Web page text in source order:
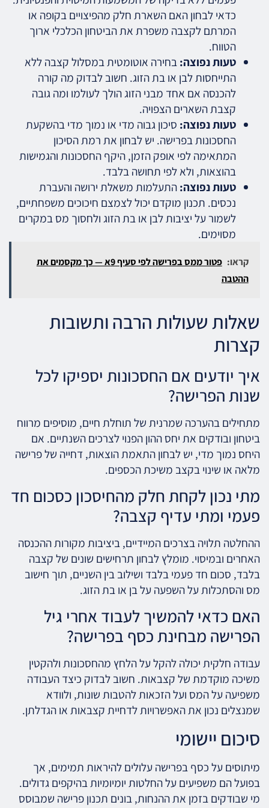
כדאי לבחון האם השארת חלק מהפיצויים בקופה או
המרתם לקצבה משפרת את הביטחון הכלכלי ארוך
הטווח.
טעות נפוצה:בחירה אוטומטית במסלול קצבה ללא
התייחסות לבן או בת הזוג. חשוב לבדוק מה קורה
להכנסה אם אחד מבני הזוג הולך לעולמו ומה גובה
קצבת השארים הצפויה.
טעות נפוצה: סיכון גבוה מדי או נמוך מדי בהשקעת
החסכונות בפרישה. יש לבחון את רמת הסיכון
המתאימה לפי אופק הזמן, היקף החסכונות והגמישות
בהוצאות, ולא לפי תחושה בלבד.
טעות נפוצה:התעלמות משאלת ירושה והעברת
נכסים. תכנון מוקדם יכול לצמצם חיכוכים משפחתיים,
לשמור על יציבות לבן או בת הזוג ולחסוך מס במקרים
מסוימים.
קראו:
פטור ממס בפרישה לפי סעיף 9א — כך מקסמים את
ההטבה
שאלות שעולות הרבה ותשובות
קצרות
איך יודעים אם החסכונות יספיקו לכל
שנות הפרישה?
מתחילים בהערכה שמרנית של תוחלת חיים, מוסיפים מרווח
ביטחון ובודקים את יחס ההון הפנוי לצרכים השנתיים. אם
היחס נמוך מדי, יש לבחון התאמת הוצאות, דחייה של פרישה
מלאה או שינוי בקצב משיכת הכספים.
מתי נכון לקחת חלק מהחיסכון כסכום חד
פעמי ומתי עדיף קצבה?
ההחלטה תלויה בצרכים המיידיים, ביציבות מקורות ההכנסה
האחרים ובמיסוי. מומלץ לבחון תרחישים שונים של קצבה
בלבד, סכום חד פעמי בלבד ושילוב בין השניים, תוך חישוב
מס והסתכלות על השפעה על בן או בת הזוג.
האם כדאי להמשיך לעבוד אחרי גיל
הפרישה מבחינת כסף בפרישה?
עבודה חלקית יכולה להקל על הלחץ מהחסכונות ולהקטין
משיכה מוקדמת של קצבאות. חשוב לבדוק כיצד העבודה
משפיעה על המס ועל הזכאות להטבות שונות, ולוודא
שמנצלים נכון את האפשרויות לדחיית קצבאות או הגדלתן.
סיכום יישומי
מיתוסים על כסף בפרישה עלולים להיראות תמימים, אך
בפועל הם משפיעים על החלטות יומיומיות בהיקפים גדולים.
מי שבודקים בזמן את ההנחות, בונים תכנון פרישה שמבוסס